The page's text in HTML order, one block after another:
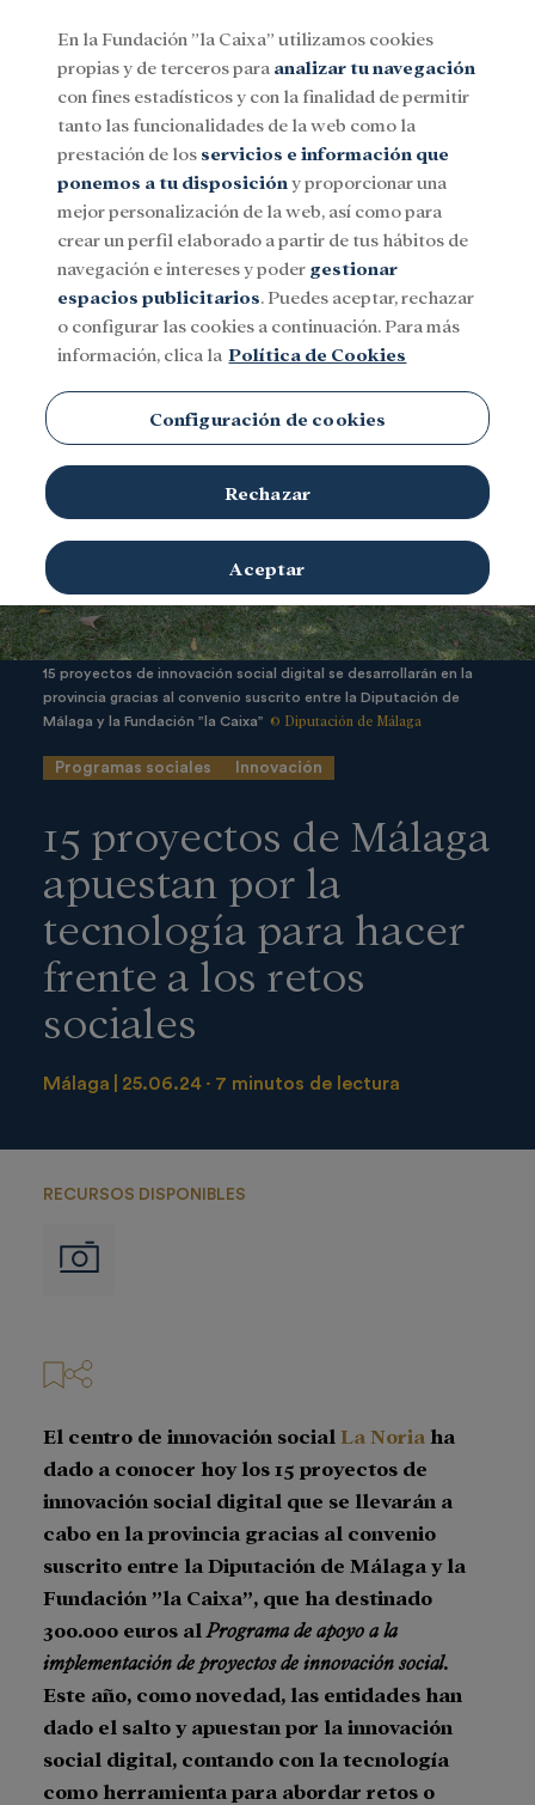
Menu
SocialInvestigación y becasCultura
15 proyectos de innovación social digital se desarrollarán en la
provincia gracias al convenio suscrito entre la Diputación de
Málaga y la Fundación ”la Caixa” © Diputación de Málaga
Programas sociales Innovación
15 proyectos de Málaga
apuestan por la
tecnología para hacer
frente a los retos
sociales
Málaga 25.06.24 7 minutos de lectura
RECURSOS DISPONIBLES
Imágenes
El centro de innovación social La Noria ha
dado a conocer hoy los 15 proyectos de
innovación social digital que se llevarán a
cabo en la provincia gracias al convenio
suscrito entre la Diputación de Málaga y la
Fundación ”la Caixa”, que ha destinado
300.000 euros al Programa de apoyo a la
implementación de proyectos de innovación social.
Este año, como novedad, las entidades han
dado el salto y apuestan por la innovación
social digital, contando con la tecnología
como herramienta para abordar retos o
En la Fundación ”la Caixa” utilizamos cookies
propias y de terceros para analizar tu navegación
con fines estadísticos y con la finalidad de permitir
tanto las funcionalidades de la web como la
prestación de los servicios e información que
ponemos a tu disposición y proporcionar una
mejor personalización de la web, así como para
crear un perfil elaborado a partir de tus hábitos de
navegación e intereses y poder gestionar
espacios publicitarios. Puedes aceptar, rechazar
o configurar las cookies a continuación. Para más
información, clica la Política de Cookies
Configuración de cookies
Rechazar
Aceptar